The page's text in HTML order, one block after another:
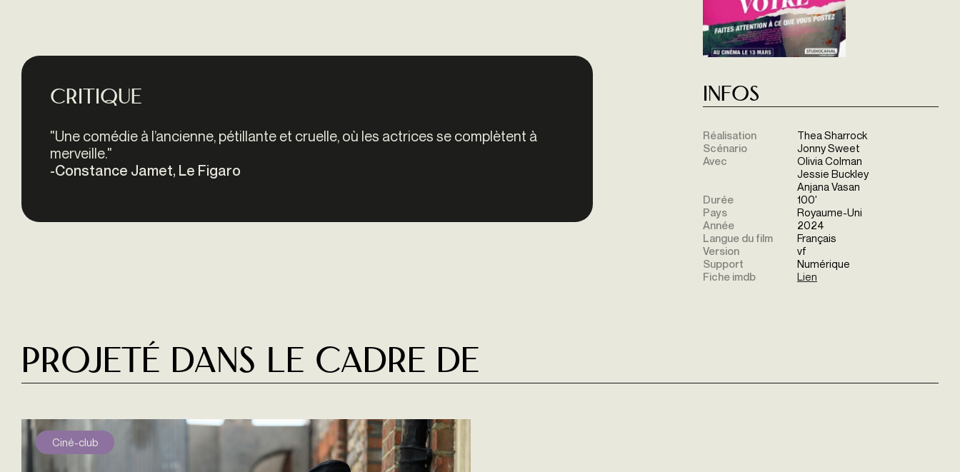
Critique
"Une comédie à l’ancienne, pétillante et cruelle, où les actrices se complètent à
merveille."
-Constance Jamet, Le Figaro
Infos
Réalisation
Thea Sharrock
Scénario
Jonny Sweet
Avec
Olivia Colman
Jessie Buckley
Anjana Vasan
Durée
100'
Pays
Royaume-Uni
Année
2024
Langue du film
Français
Version
vf
Support
Numérique
Fiche imdb
Lien
Projeté dans le cadre de
Ciné-club